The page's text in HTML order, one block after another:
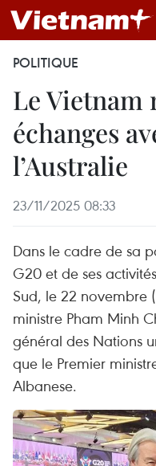
POLITIQUE
Le Vietnam
échanges
l’Australie
23/11/2025 08:33
Dans le cadre de sa
G20 et de ses
Sud, le 22 novembre
ministre Pham Minh
général des Nations
que le Premier
Albanese.